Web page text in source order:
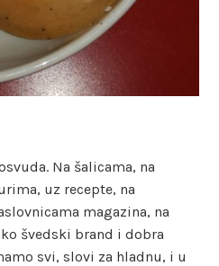
Na šalicama, na
uz recepte, na
magazina, na
švedski brand i dobra
svi, slovi za hladnu, i u